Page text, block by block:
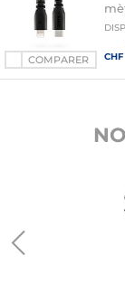
COMPARER CHF